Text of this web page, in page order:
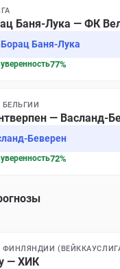
Баня-Лука — ФК
Баня-Лука
уверенность77%
— Васланд-
Беверен
уверенность72%
— ХИК